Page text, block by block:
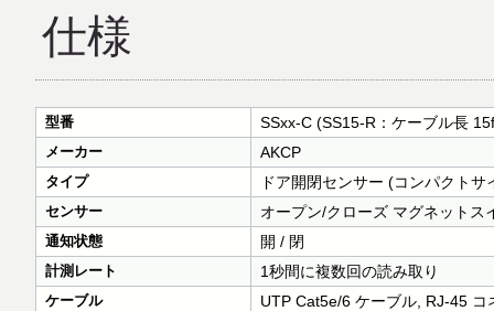
仕様
型番 SSxx-C (SS15-R：ケーブル長
メーカー AKCP
タイプ ドア開閉センサー (コンパクトサ
センサー オープン/クローズ マグネットス
通知状態 開 / 閉
計測レート 1秒間に複数回の読み取り
ケーブル UTP Cat5e/6 ケーブル, RJ-45 コ